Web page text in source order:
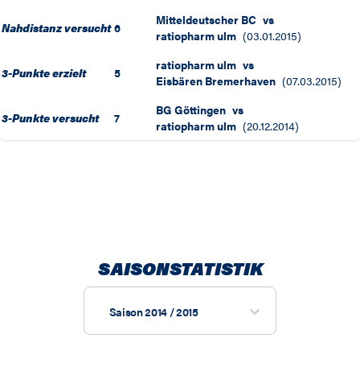
Nahdistanz versucht 6 Mitteldeutscher BC vs
ratiopharm ulm (03.01.2015)
3-Punkte erzielt 5 ratiopharm ulm vs
Eisbären Bremerhaven (07.03.2015)
3-Punkte versucht 7 BG Göttingen vs
ratiopharm ulm (20.12.2014)
SAISONSTATISTIK
Saison 2014 / 2015